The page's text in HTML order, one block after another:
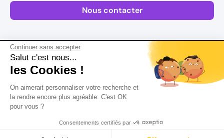
Continuer sans accepter
Salut c'est nous...
les Cookies !
On aimerait personnaliser votre recherche et
la rendre encore plus agréable. C'est OK
pour vous ?
Consentements certifiés par
Nous contacter
Plan de site
Mentions légales
Conditions Générales d’Utilisation
Version actualisée en
2026